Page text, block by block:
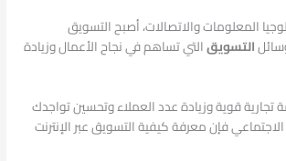
المعلومات والاتصالات، أصبح التسويق
التسويقالتي تساهم في نجاح الأعمال وزيادة
تجارية قوية وزيادة عدد العملاء وتحسين تواجدك
فإن معرفة كيفية التسويق عبر الإنترنت